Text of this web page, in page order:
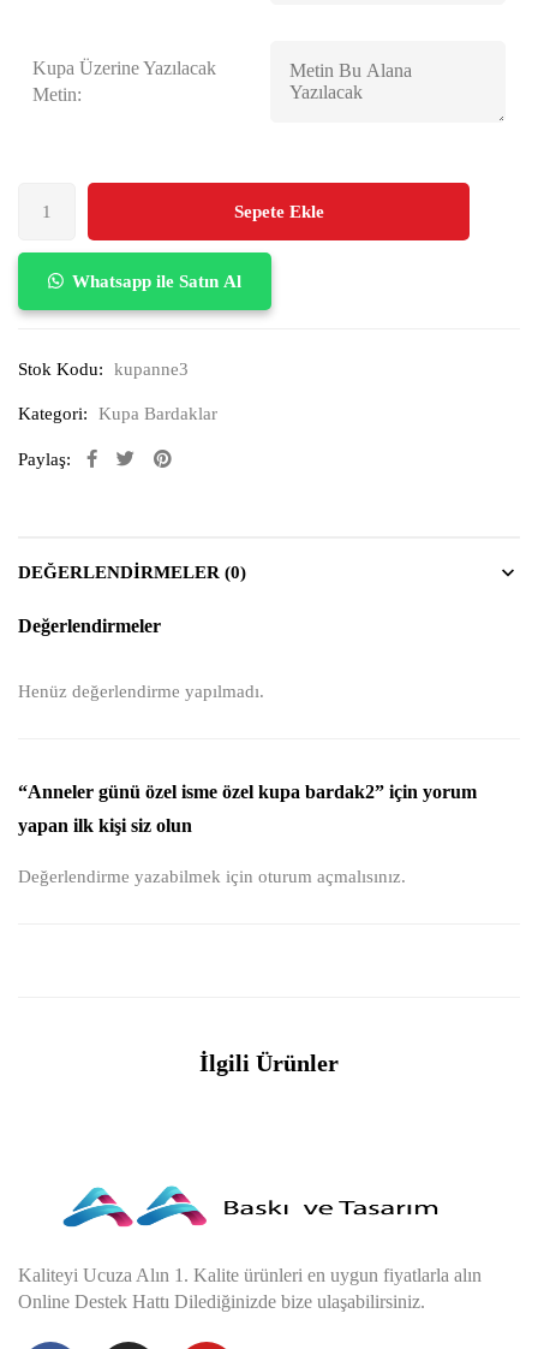
Kupa Üzerine Yazılacak
Metin:
Sepete Ekle
Whatsapp ile Satın Al
Stok Kodu: kupanne3
Kategori: Kupa Bardaklar
Paylaş:
DEĞERLENDIRMELER (0)
Değerlendirmeler
Henüz değerlendirme yapılmadı.
“Anneler günü özel isme özel kupa bardak2” için yorum
yapan ilk kişi siz olun
Değerlendirme yazabilmek için oturum açmalısınız.
İlgili Ürünler
Kaliteyi Ucuza Alın 1. Kalite ürünleri en uygun fiyatlarla alın
Online Destek Hattı Dilediğinizde bize ulaşabilirsiniz.